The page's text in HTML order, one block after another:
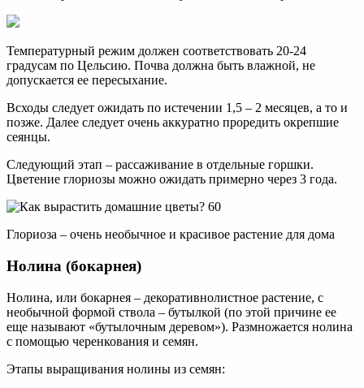
Температурный режим должен соответствовать 20-24
градусам по Цельсию. Почва должна быть влажной, не
допускается ее пересыхание.
Всходы следует ожидать по истечении 1,5 – 2 месяцев, а то и
позже. Далее следует очень аккуратно проредить окрепшие
сеянцы.
Следующий этап – рассаживание в отдельные горшки.
Цветение глориозы можно ожидать примерно через 3 года.
Глориоза – очень необычное и красивое растение для дома
Нолина (бокарнея)
Нолина, или бокарнея – декоративнолистное растение, с
необычной формой ствола – бутылкой (по этой причине ее
еще называют «бутылочным деревом»). Размножается нолина
с помощью черенкования и семян.
Этапы выращивания нолины из семян: